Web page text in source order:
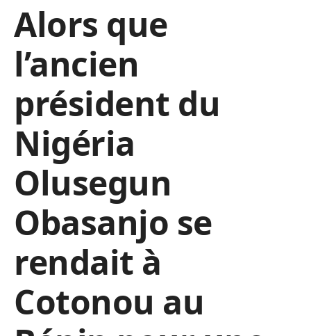
Alors que
l’ancien
président du
Nigéria
Olusegun
Obasanjo se
rendait à
Cotonou au